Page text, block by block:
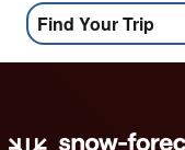
Find Your Trip